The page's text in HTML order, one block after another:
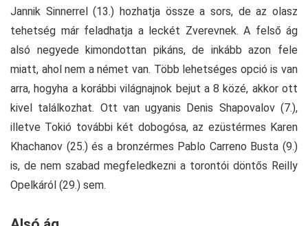
Jannik Sinnerrel (13.) hozhatja össze a sors, de az olasz
tehetség már feladhatja a leckét Zverevnek. A felső ág
alsó negyede kimondottan pikáns, de inkább azon fele
miatt, ahol nem a német van. Több lehetséges opció is van
arra, hogyha a korábbi világnajnok bejut a 8 közé, akkor ott
kivel találkozhat. Ott van ugyanis Denis Shapovalov (7.),
illetve Tokió további két dobogósa, az ezüstérmes Karen
Khachanov (25.) és a bronzérmes Pablo Carreno Busta (9.)
is, de nem szabad megfeledkezni a torontói döntős Reilly
Opelkáról (29.) sem.